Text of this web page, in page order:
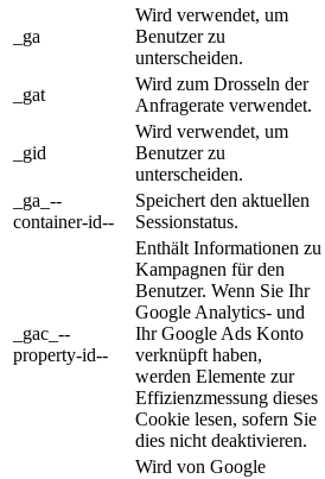
_ga
Wird verwendet, um
Benutzer zu
unterscheiden.
_gat
Wird zum Drosseln der
Anfragerate verwendet.
_gid
Wird verwendet, um
Benutzer zu
unterscheiden.
_ga_--
container-id--
Speichert den aktuellen
Sessionstatus.
_gac_--
property-id--
Enthält Informationen zu
Kampagnen für den
Benutzer. Wenn Sie Ihr
Google Analytics- und
Ihr Google Ads Konto
verknüpft haben,
werden Elemente zur
Effizienzmessung dieses
Cookie lesen, sofern Sie
dies nicht deaktivieren.
Wird von Google